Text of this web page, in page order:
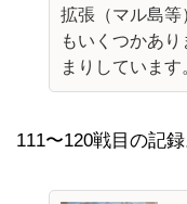
拡張（マル島
もいくつかあ
まりしていま
111〜120戦目の記録